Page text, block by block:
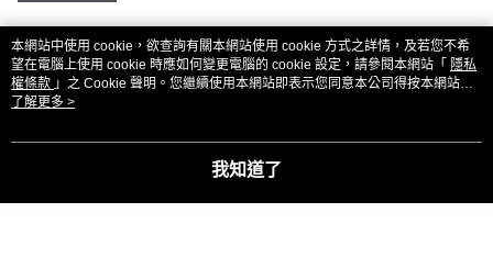
熱門標籤
本網站中使用 cookie，欲查詢有關本網站使用 cookie 方式之詳情，及若您不希
望在電腦上使用 cookie 時應如何變更電腦的 cookie 設定，請參閱本網站「 隱私
權條款 」之 Cookie 聲明。您繼續使用本網站即表示您同意本公司得按本網站使
用條款之 Cookie 聲明使用 cookie。
了解更多 >
我知道了